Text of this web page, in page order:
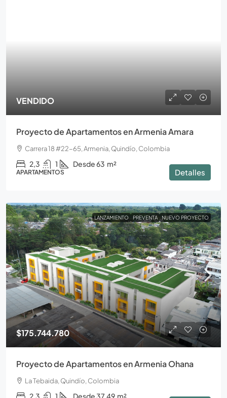
VENDIDO
Proyecto de Apartamentos en Armenia Amara
Carrera 18 #22-65, Armenia, Quindío, Colombia
2,3 1 Desde 63 m²
APARTAMENTOS Detalles
LANZAMIENTO PREVENTA NUEVO PROYECTO
$175.744.780
Proyecto de Apartamentos en Armenia Ohana
La Tebaida, Quindío, Colombia
2,3 1 Desde 37,49 m²